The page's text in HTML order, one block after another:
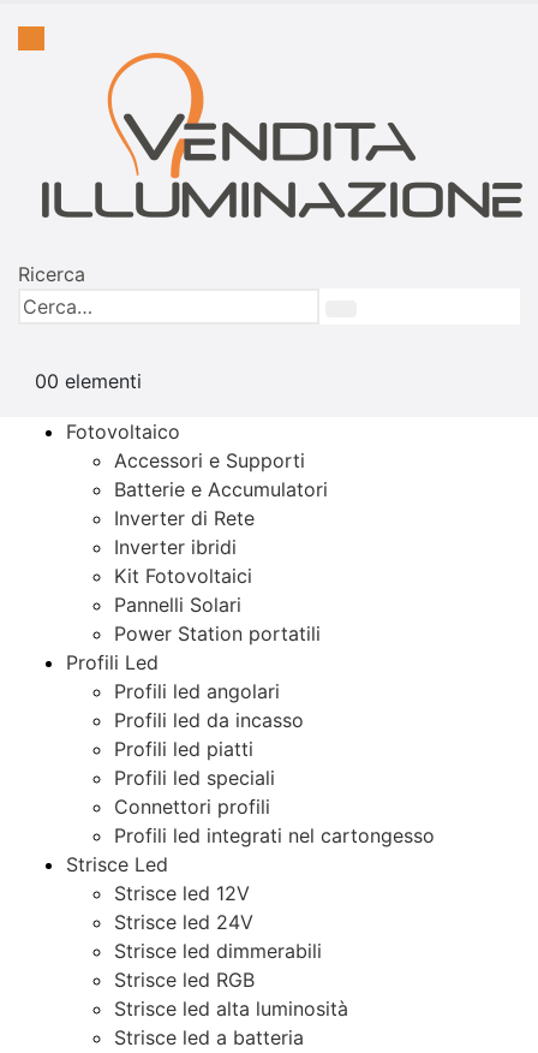
Ricerca
00 elementi
Fotovoltaico
Accessori e Supporti
Batterie e Accumulatori
Inverter di Rete
Inverter ibridi
Kit Fotovoltaici
Pannelli Solari
Power Station portatili
Profili Led
Profili led angolari
Profili led da incasso
Profili led piatti
Profili led speciali
Connettori profili
Profili led integrati nel cartongesso
Strisce Led
Strisce led 12V
Strisce led 24V
Strisce led dimmerabili
Strisce led RGB
Strisce led alta luminosità
Strisce led a batteria